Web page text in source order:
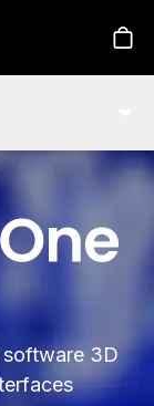
software 3D